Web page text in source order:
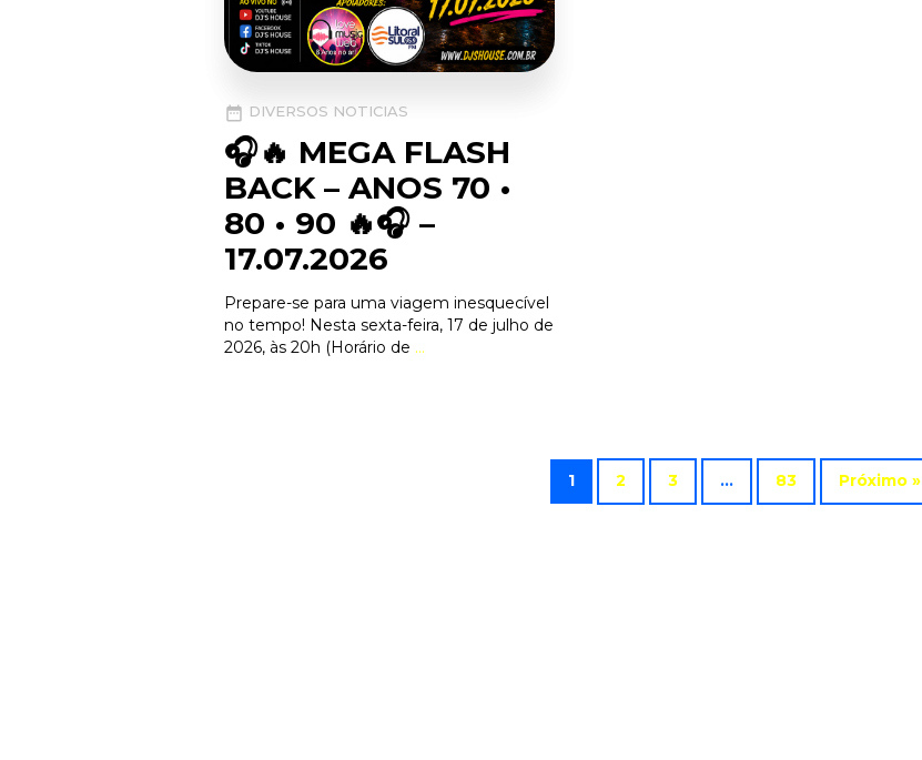
date_range DIVERSOS NOTICIAS
🎧🔥 MEGA FLASH
BACK – ANOS 70 •
80 • 90 🔥🎧 –
17.07.2026
Prepare-se para uma viagem inesquecível
no tempo! Nesta sexta-feira, 17 de julho de
2026, às 20h (Horário de …
1 2 3 … 83 Próximo »